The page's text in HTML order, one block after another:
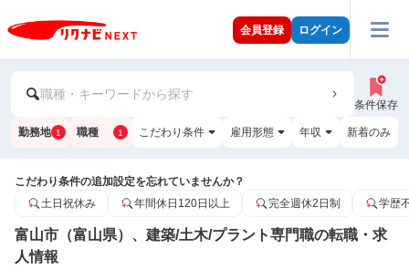
会員登録 ログイン
職種・キーワードから探す
条件保存
勤務地 1 職種 1 こだわり条件 雇用形態 年収 新着のみ
こだわり条件の追加設定を忘れていませんか？
土日祝休み
年間休日120日以上 完全週休2日制 学歴
富山市（富山県）、建築/土木/プラント専門職の転職・求
人情報